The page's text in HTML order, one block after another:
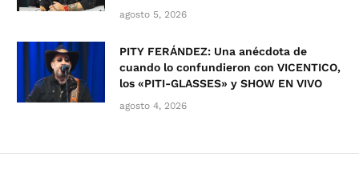
agosto 5, 2026
PITY FERÁNDEZ: Una anécdota de
cuando lo confundieron con VICENTICO,
los «PITI-GLASSES» y SHOW EN VIVO
agosto 4, 2026